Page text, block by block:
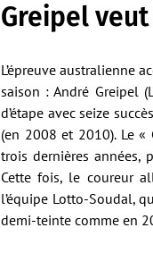
Greipel
L’épreuve australienne
saison : André Greipel
d’étape avec seize
(en 2008 et 2010). Le
trois dernières années,
Cette fois, le coureur
l’équipe Lotto-Soudal,
demi-teinte comme en